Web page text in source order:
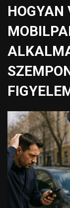
HOGYAN